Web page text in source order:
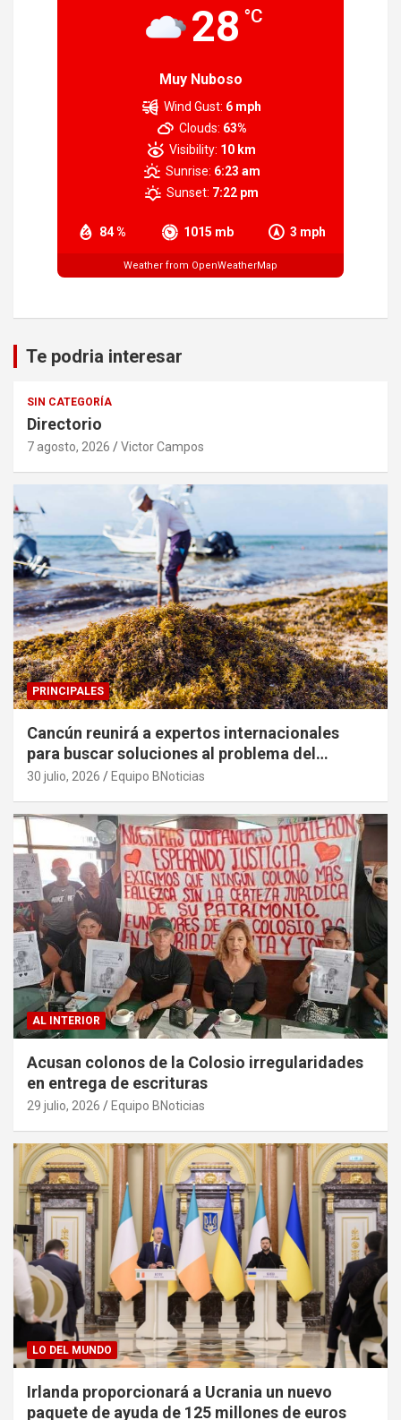
28 °C
Muy Nuboso
84 % 1015 mb 3 mph
Wind Gust: 6 mph
Clouds: 63%
Visibility: 10 km
Sunrise: 6:23 am
Sunset: 7:22 pm
Weather from OpenWeatherMap
Te podria interesar
SIN CATEGORÍA
Directorio
7 agosto, 2026 Victor Campos
PRINCIPALES
Cancún reunirá a expertos internacionales
para buscar soluciones al problema del
sargazo
30 julio, 2026 Equipo BNoticias
AL INTERIOR
Acusan colonos de la Colosio irregularidades
en entrega de escrituras
29 julio, 2026 Equipo BNoticias
LO DEL MUNDO
Irlanda proporcionará a Ucrania un nuevo
paquete de ayuda de 125 millones de euros